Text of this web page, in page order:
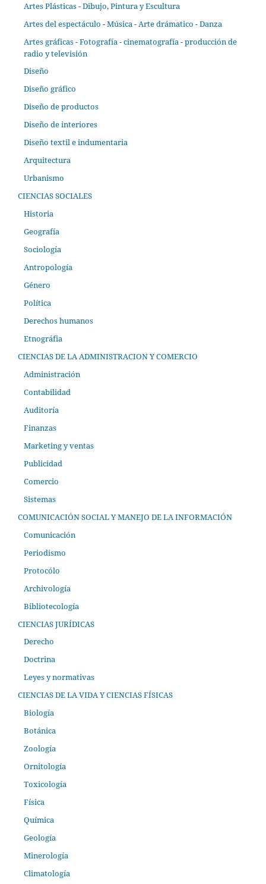
Artes Plásticas - Dibujo, Pintura y Escultura
Artes del espectáculo - Música - Arte drámatico - Danza
Artes gráficas - Fotografía - cinematografía - producción de
radio y televisión
Diseño
Diseño gráfico
Diseño de productos
Diseño de interiores
Diseño textil e indumentaria
Arquitectura
Urbanismo
CIENCIAS SOCIALES
Historia
Geografía
Sociología
Antropología
Género
Política
Derechos humanos
Etnográfia
CIENCIAS DE LA ADMINISTRACION Y COMERCIO
Administración
Contabilidad
Auditoría
Finanzas
Marketing y ventas
Publicidad
Comercio
Sistemas
COMUNICACIÓN SOCIAL Y MANEJO DE LA INFORMACIÓN
Comunicación
Periodismo
Protocólo
Archivología
Bibliotecología
CIENCIAS JURÍDICAS
Derecho
Doctrina
Leyes y normativas
CIENCIAS DE LA VIDA Y CIENCIAS FÍSICAS
Biología
Botánica
Zoología
Ornitología
Toxicología
Física
Química
Geología
Minerología
Climatología